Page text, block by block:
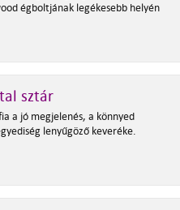
égboltjának legékesebb helyén
sztár
a jó megjelenés, a könnyed
lenyűgöző keveréke.